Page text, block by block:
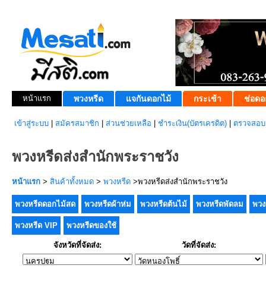
หน้าแรก พวงหรีด แจกันดอกไม้ กระเช้า ช่อดอ
เข้าสู่ระบบ สมัครสมาชิก ส่วนช่วยเหลือ ชำระเงิน(บัตรเครดิต) ตรวจสอ
พวงหรีดส่งสำนักพระราชวัง
หน้าแรก > สินค้าทั้งหมด > พวงหรีด >พวงหรีดส่งสำนักพระราชวัง
พวงหรีดดอกไม้สด พวงหรีดผ้าห่ม พวงหรีดต้นไม้ พวงหรีดพัดลม พว
พวงหรีด VIP พวงหรีดของใช้
จังหวัดที่จัดส่ง: วัดที่จัดส่ง: